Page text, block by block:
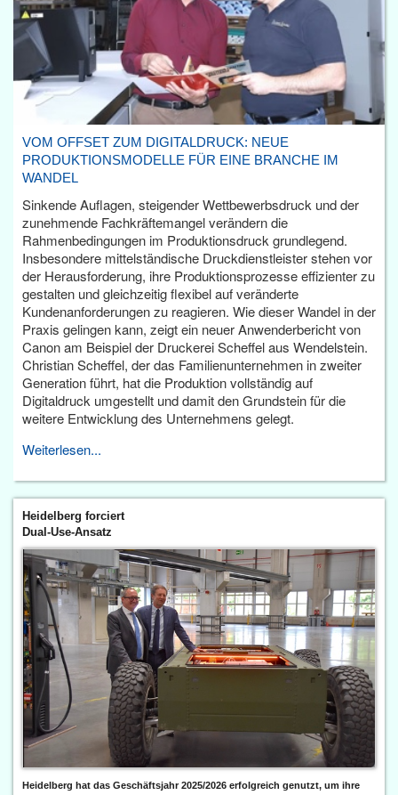
VOM OFFSET ZUM DIGITALDRUCK: NEUE
PRODUKTIONSMODELLE FÜR EINE BRANCHE IM
WANDEL
Sinkende Auflagen, steigender Wettbewerbsdruck und der
zunehmende Fachkräftemangel verändern die
Rahmenbedingungen im Produktionsdruck grundlegend.
Insbesondere mittelständische Druckdienstleister stehen vor
der Herausforderung, ihre Produktionsprozesse effizienter zu
gestalten und gleichzeitig flexibel auf veränderte
Kundenanforderungen zu reagieren. Wie dieser Wandel in der
Praxis gelingen kann, zeigt ein neuer Anwenderbericht von
Canon am Beispiel der Druckerei Scheffel aus Wendelstein.
Christian Scheffel, der das Familienunternehmen in zweiter
Generation führt, hat die Produktion vollständig auf
Digitaldruck umgestellt und damit den Grundstein für die
weitere Entwicklung des Unternehmens gelegt.
Weiterlesen...
Heidelberg forciert
Dual-Use-Ansatz
Heidelberg hat das Geschäftsjahr 2025/2026 erfolgreich genutzt, um ihre